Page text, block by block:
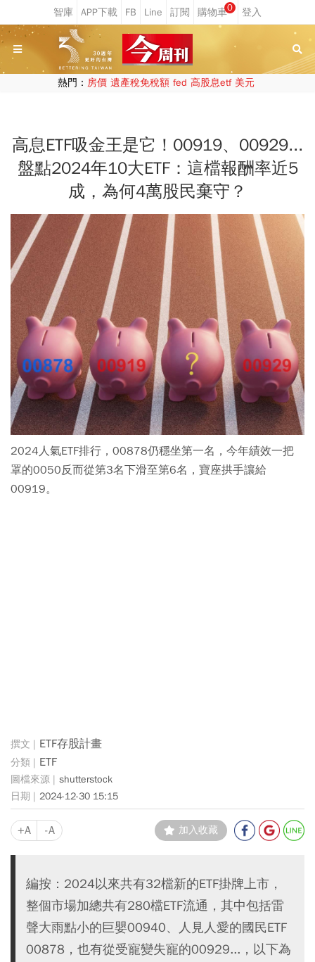
0
熱門： 房價 遺產稅免稅額 fed 高股息etf 美元
高息ETF吸金王是它！00919、00929...
盤點2024年10大ETF：這檔報酬率近5
成，為何4萬股民棄守？
2024人氣ETF排行，00878仍穩坐第一名，今年績效一把
罩的0050反而從第3名下滑至第6名，寶座拱手讓給
00919。
ETF存股計畫
ETF
shutterstock
2024-12-30 15:15
+A -A 加入收藏
編按：2024以來共有32檔新的ETF掛牌上市，
整個市場加總共有280檔ETF流通，其中包括雷
聲大雨點小的巨嬰00940、人見人愛的國民ETF
00878，也有從受寵變失寵的00929...，以下為